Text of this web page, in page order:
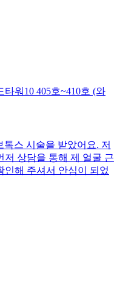
워10 405호~410호 (와
스 시술을 받았어요. 저
저 상담을 통해 제 얼굴 근
인해 주셔서 안심이 되었